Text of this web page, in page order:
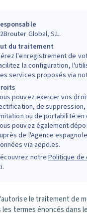
Global, S.L.
du traitement
l'enregistrement de
la configuration,
services proposés via
pouvez exercer vos
de
ou de portabilité en
pouvez également
de l'Agence
via aepd.es.
notrePolitique
le traitement de
les termes énoncés dans